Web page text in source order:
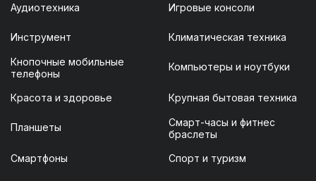
Аудиотехника Игровые консоли
Инструмент Климатическая техника
Кнопочные мобильные
телефоны
Компьютеры и ноутбуки
Красота и здоровье Крупная бытовая техника
Планшеты
Смарт-часы и фитнес
браслеты
Смартфоны Спорт и туризм